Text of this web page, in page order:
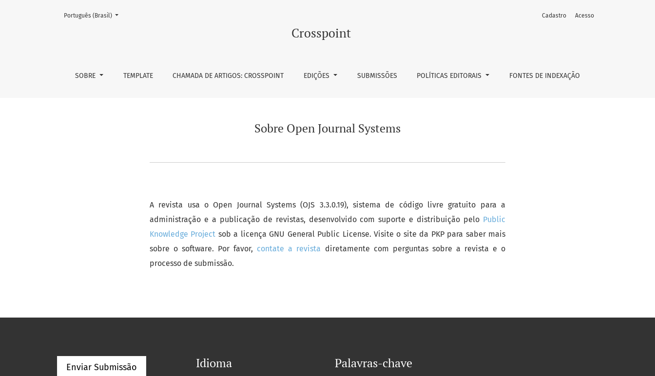
Sobre Open Journal Systems
Crosspoint
SOBRE TEMPLATE CHAMADA DE ARTIGOS: CROSSPOINT EDIÇÕES SUBMISSÕES POLÍTICAS EDITORAIS FONTES DE INDEXAÇÃO
Cadastro Acesso
Mudar o idioma. O atual é:
Português (Brasil)
Sobre Open Journal Systems
A revista usa o Open Journal Systems (OJS 3.3.0.19), sistema de código livre gratuito para a
administração e a publicação de revistas, desenvolvido com suporte e distribuição pelo Public
Knowledge Project sob a licença GNU General Public License. Visite o site da PKP para saber mais
sobre o software. Por favor, contate a revista diretamente com perguntas sobre a revista e o
processo de submissão.
Enviar Submissão Idioma Palavras-chave